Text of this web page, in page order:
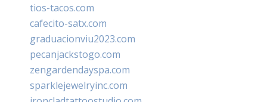
tios-tacos.com
cafecito-satx.com
graduacionviu2023.com
pecanjackstogo.com
zengardendayspa.com
sparklejewelryinc.com